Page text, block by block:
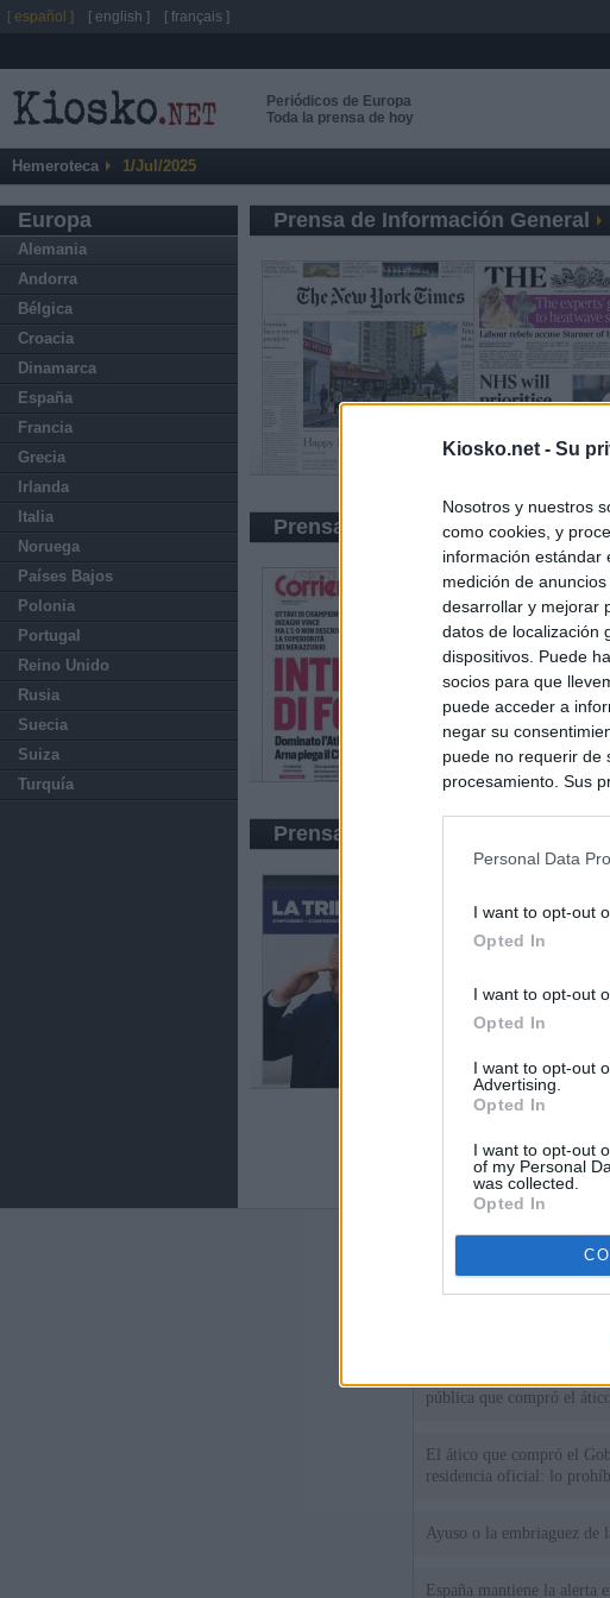
Kiosko.net - Su
Nosotros y nuestros
como cookies, y
información estándar
medición de
desarrollar y mejorar
datos de localización
dispositivos. Puede
socios para que
puede acceder a
negar su
puede no requerir de
procesamiento. Sus
Personal Data
I want to opt-out
Opted In
I want to opt-out
Opted In
I want to opt-out
Advertising.
Opted In
I want to opt-out
of my Personal
was collected.
Opted In
Periódicos de Europa
Toda la prensa de hoy
Hemeroteca 1/Jul/2025
Europa
Alemania
Andorra
Bélgica
Croacia
Dinamarca
España
Francia
Grecia
Irlanda
Italia
Noruega
Países Bajos
Polonia
Portugal
Reino Unido
Rusia
Suecia
Suiza
Turquía
Prensa de Información General
Prensa Deportiva
Prensa Económica
El PSOE denunciará
pública que compró el
El ático que compró el
residencia oficial: lo
Ayuso o la embriaguez de
España mantiene la alerta
[ español ] [ english ] [ français ]